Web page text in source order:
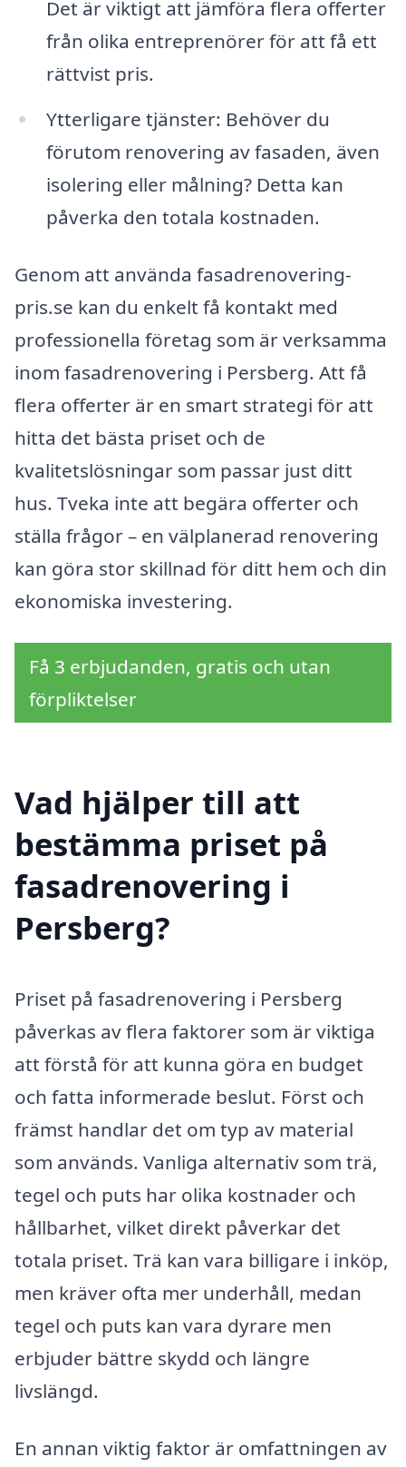
Det är viktigt att jämföra flera offerter
från olika entreprenörer för att få ett
rättvist pris.
Ytterligare tjänster: Behöver du
förutom renovering av fasaden, även
isolering eller målning? Detta kan
påverka den totala kostnaden.
Genom att använda fasadrenovering-
pris.se kan du enkelt få kontakt med
professionella företag som är verksamma
inom fasadrenovering i Persberg. Att få
flera offerter är en smart strategi för att
hitta det bästa priset och de
kvalitetslösningar som passar just ditt
hus. Tveka inte att begära offerter och
ställa frågor – en välplanerad renovering
kan göra stor skillnad för ditt hem och din
ekonomiska investering.
Få 3 erbjudanden, gratis och utan
förpliktelser
Vad hjälper till att
bestämma priset på
fasadrenovering i
Persberg?
Priset på fasadrenovering i Persberg
påverkas av flera faktorer som är viktiga
att förstå för att kunna göra en budget
och fatta informerade beslut. Först och
främst handlar det om typ av material
som används. Vanliga alternativ som trä,
tegel och puts har olika kostnader och
hållbarhet, vilket direkt påverkar det
totala priset. Trä kan vara billigare i inköp,
men kräver ofta mer underhåll, medan
tegel och puts kan vara dyrare men
erbjuder bättre skydd och längre
livslängd.
En annan viktig faktor är omfattningen av